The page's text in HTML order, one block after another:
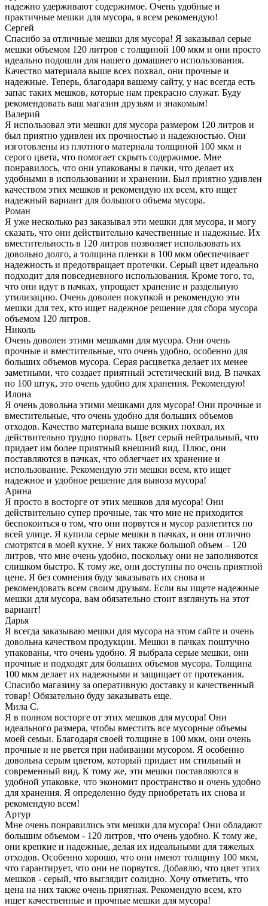
надежно удерживают содержимое. Очень удобные и
практичные мешки для мусора, я всем рекомендую!
Сергей
Спасибо за отличные мешки для мусора! Я заказывал серые
мешки объемом 120 литров с толщиной 100 мкм и они просто
идеально подошли для нашего домашнего использования.
Качество материала выше всех похвал, они прочные и
надежные. Теперь, благодаря вашему сайту, у нас всегда есть
запас таких мешков, которые нам прекрасно служат. Буду
рекомендовать ваш магазин друзьям и знакомым!
Валерий
Я использовал эти мешки для мусора размером 120 литров и
был приятно удивлен их прочностью и надежностью. Они
изготовлены из плотного материала толщиной 100 мкм и
серого цвета, что помогает скрыть содержимое. Мне
понравилось, что они упакованы в пачки, что делает их
удобными в использовании и хранении. Был приятно удивлен
качеством этих мешков и рекомендую их всем, кто ищет
надежный вариант для большого объема мусора.
Роман
Я уже несколько раз заказывал эти мешки для мусора, и могу
сказать, что они действительно качественные и надежные. Их
вместительность в 120 литров позволяет использовать их
довольно долго, а толщина пленки в 100 мкм обеспечивает
надежность и предотвращает протечки. Серый цвет идеально
подходит для повседневного использования. Кроме того, то,
что они идут в пачках, упрощает хранение и раздельную
утилизацию. Очень доволен покупкой и рекомендую эти
мешки для тех, кто ищет надежное решение для сбора мусора
объемом 120 литров.
Николь
Очень доволен этими мешками для мусора. Они очень
прочные и вместительные, что очень удобно, особенно для
больших объемов мусора. Серая расцветка делает их менее
заметными, что создает приятный эстетический вид. В пачках
по 100 штук, это очень удобно для хранения. Рекомендую!
Илона
Я очень довольна этими мешками для мусора! Они прочные и
вместительные, что очень удобно для больших объемов
отходов. Качество материала выше всяких похвал, их
действительно трудно порвать. Цвет серый нейтральный, что
придает им более приятный внешний вид. Плюс, они
поставляются в пачках, что облегчает их хранение и
использование. Рекомендую эти мешки всем, кто ищет
надежное и удобное решение для вывоза мусора!
Арина
Я просто в восторге от этих мешков для мусора! Они
действительно супер прочные, так что мне не приходится
беспокоиться о том, что они порвутся и мусор разлетится по
всей улице. Я купила серые мешки в пачках, и они отлично
смотрятся в моей кухне. У них также большой объем – 120
литров, что мне очень удобно, поскольку они не заполняются
слишком быстро. К тому же, они доступны по очень приятной
цене. Я без сомнения буду заказывать их снова и
рекомендовать всем своим друзьям. Если вы ищете надежные
мешки для мусора, вам обязательно стоит взглянуть на этот
вариант!
Дарья
Я всегда заказываю мешки для мусора на этом сайте и очень
довольна качеством продукции. Мешки в пачках поштучно
упакованы, что очень удобно. Я выбрала серые мешки, они
прочные и подходят для больших объемов мусора. Толщина
100 мкм делает их надежными и защищает от протекания.
Спасибо магазину за оперативную доставку и качественный
товар! Обязательно буду заказывать еще.
Мила С.
Я в полном восторге от этих мешков для мусора! Они
идеального размера, чтобы вместить все мусорные объемы
моей семьи. Благодаря своей толщине в 100 мкм, они очень
прочные и не рвется при набивании мусором. Я особенно
довольна серым цветом, который придает им стильный и
современный вид. К тому же, эти мешки поставляются в
удобной упаковке, что экономит пространство и очень удобно
для хранения. Я определенно буду приобретать их снова и
рекомендую всем!
Артур
Мне очень понравились эти мешки для мусора! Они обладают
большим объемом - 120 литров, что очень удобно. К тому же,
они крепкие и надежные, делая их идеальными для тяжелых
отходов. Особенно хорошо, что они имеют толщину 100 мкм,
что гарантирует, что они не порвутся. Добавлю, что цвет этих
мешков - серый, что выглядит солидно. Хочу отметить, что
цена на них также очень приятная. Рекомендую всем, кто
ищет качественные и прочные мешки для мусора!